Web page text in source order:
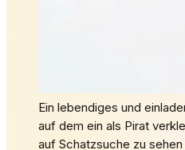
Ein lebendiges und
auf dem ein als Pirat
auf Schatzsuche zu